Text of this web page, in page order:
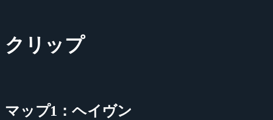
クリップ
マップ1：ヘイヴン